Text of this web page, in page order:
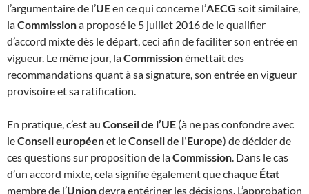
l’argumentaire de l’UEen ce qui concerne l’AECG soit similaire,
laCommissiona proposé le 5 juillet 2016 de le qualifier
d’accord mixte dès le départ, ceci afin de faciliter son entrée en
vigueur. Le même jour, laCommissionémettait des
recommandations quant à sa signature, son entrée en vigueur
provisoire et sa ratification.
En pratique, c’est au Conseil de l’UE (à ne pas confondre avec
leConseil européenet leConseil de l’Europe) de décider de
ces questions sur proposition de laCommission. Dans le cas
d’un accord mixte, cela signifie également que chaque État
membre de l’Uniondevra entériner les décisions. L’approbation